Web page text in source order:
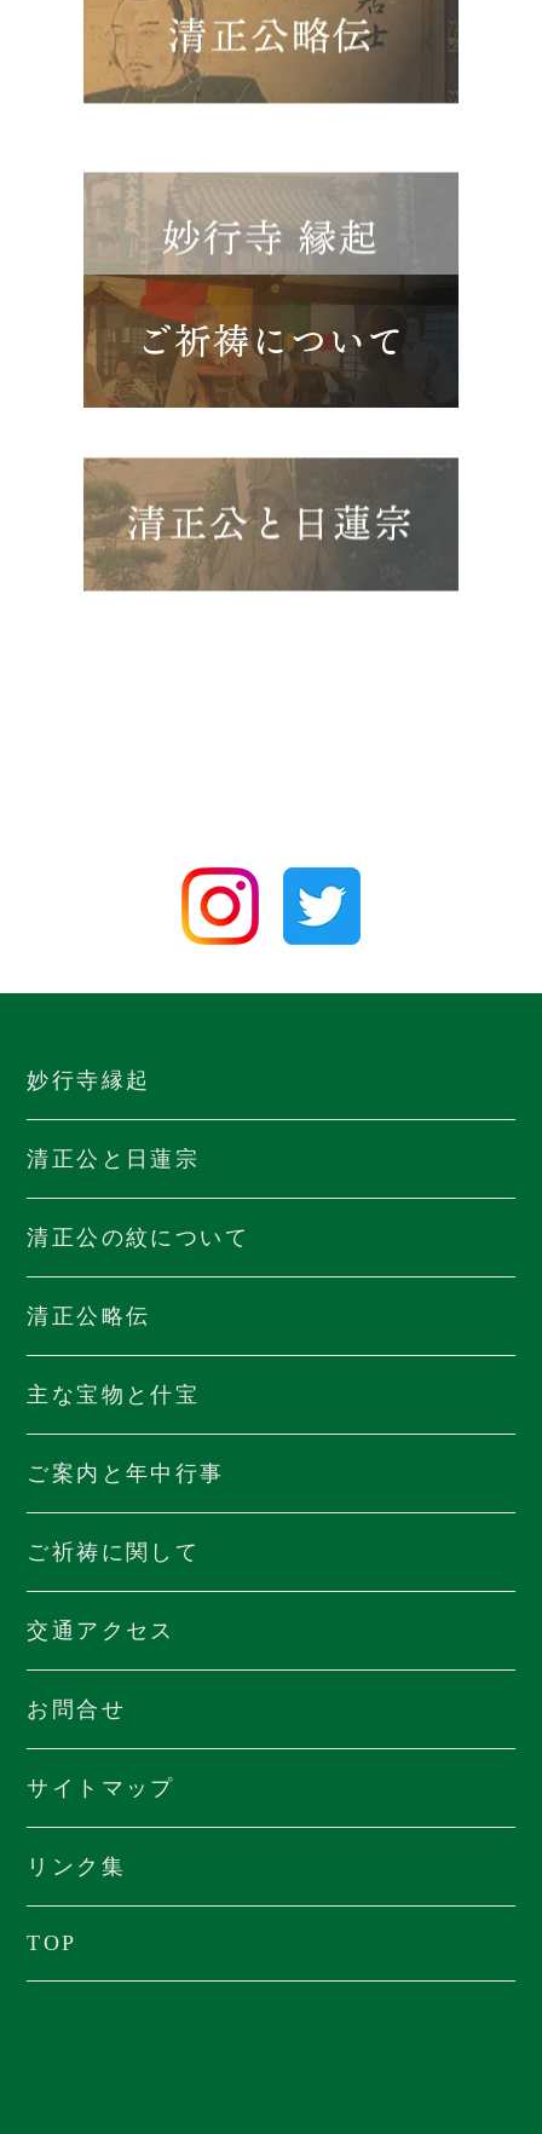
妙行寺縁起
清正公と日蓮宗
清正公の紋について
清正公略伝
主な宝物と什宝
ご案内と年中行事
ご祈祷に関して
交通アクセス
お問合せ
サイトマップ
リンク集
TOP